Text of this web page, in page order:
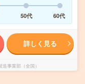
50代 60代
詳しく見る
事業部（全国）